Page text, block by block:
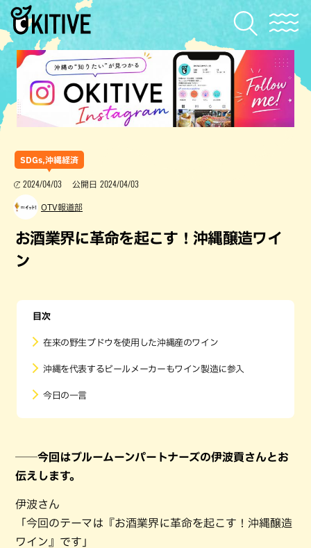
SDGs,沖縄経済
2024/04/03 公開日 2024/04/03
OTV報道部
お酒業界に革命を起こす！沖縄醸造ワイ
ン
目次
在来の野生ブドウを使用した沖縄産のワイン
沖縄を代表するビールメーカーもワイン製造に参入
今日の一言
──今回はブルームーンパートナーズの伊波貢さんとお
伝えします。
伊波さん
「今回のテーマは『お酒業界に革命を起こす！沖縄醸造
ワイン』です」